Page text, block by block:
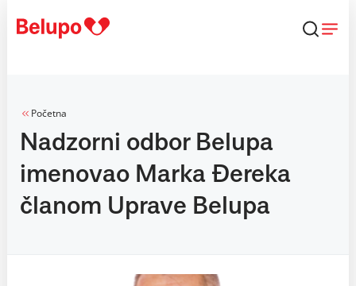
Početna
Nadzorni odbor Belupa
imenovao Marka Đereka
članom Uprave Belupa